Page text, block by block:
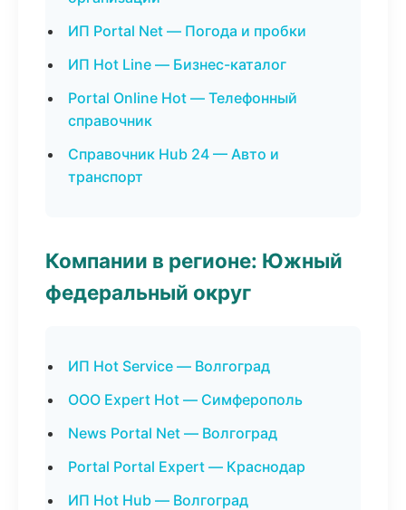
ИП Portal Net — Погода и пробки
ИП Hot Line — Бизнес-каталог
Portal Online Hot — Телефонный
справочник
Справочник Hub 24 — Авто и
транспорт
Компании в регионе: Южный
федеральный округ
ИП Hot Service — Волгоград
ООО Expert Hot — Симферополь
News Portal Net — Волгоград
Portal Portal Expert — Краснодар
ИП Hot Hub — Волгоград